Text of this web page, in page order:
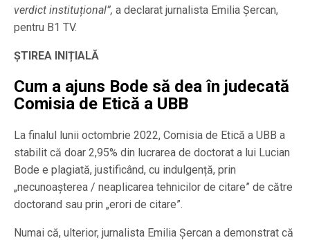
verdict instituțional”, a declarat jurnalista Emilia Șercan,
pentru B1 TV.
ȘTIREA INIȚIALĂ
Cum a ajuns Bode să dea în judecată
Comisia de Etică a UBB
La finalul lunii octombrie 2022, Comisia de Etică a UBB a
stabilit că doar 2,95% din lucrarea de doctorat a lui Lucian
Bode e plagiată, justificând, cu indulgență, prin
„necunoașterea / neaplicarea tehnicilor de citare” de către
doctorand sau prin „erori de citare”.
Numai că, ulterior, jurnalista Emilia Șercan a demonstrat că